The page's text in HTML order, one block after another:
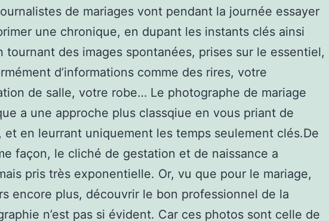
de mariages vont pendant la journée essayer
une chronique, en dupant les instants clés ainsi
tournant des images spontanées, prises sur le essentiel,
d’informations comme des rires, votre
de salle, votre robe… Le photographe de mariage
a une approche plus classqiue en vous priant de
et en leurrant uniquement les temps seulement clés.De
façon, le cliché de gestation et de naissance a
pris très exponentielle. Or, vu que pour le mariage,
encore plus, découvrir le bon professionnel de la
n’est pas si évident. Car ces photos sont celle de